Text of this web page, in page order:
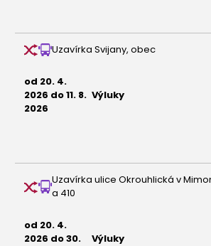
Uzavírka Svijany, obec
od 20. 4.
2026 do 11. 8.
2026
Výluky
Uzavírka ulice Okrouhlická v
a 410
od 20. 4.
2026 do 30.
Výluky